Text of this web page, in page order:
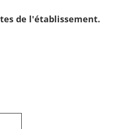
de l'établissement.